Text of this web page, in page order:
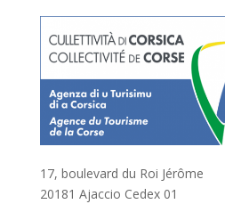
17, boulevard du Roi Jérôme
20181 Ajaccio Cedex 01